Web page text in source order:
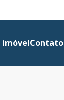
imóvelContato